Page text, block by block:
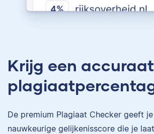
Krijg een accuraat
De premium Plagiaat Checker geeft
nauwkeurige gelijkenisscore die je